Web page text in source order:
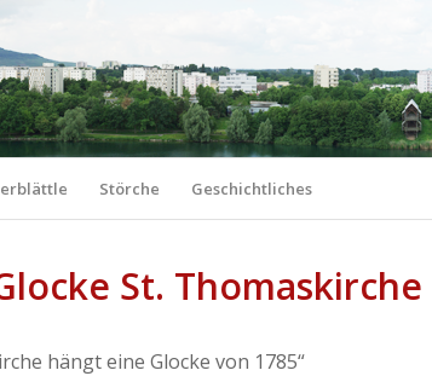
Störche Geschichtliches
St. Thomaskirche
hängt eine Glocke von 1785“